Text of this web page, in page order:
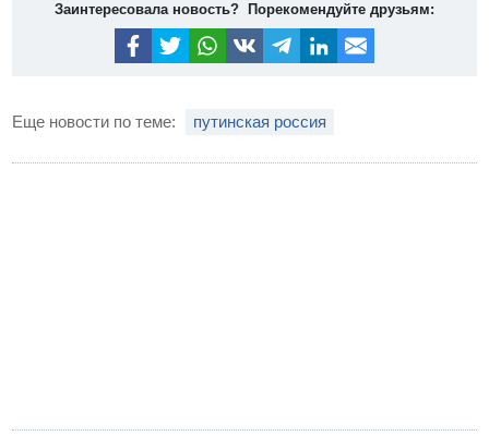
Заинтересовала новость? Порекомендуйте друзьям:
Еще новости по теме: путинская россия